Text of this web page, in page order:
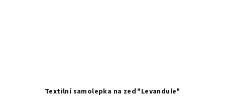
Textilní samolepka na zeď "Levandule"